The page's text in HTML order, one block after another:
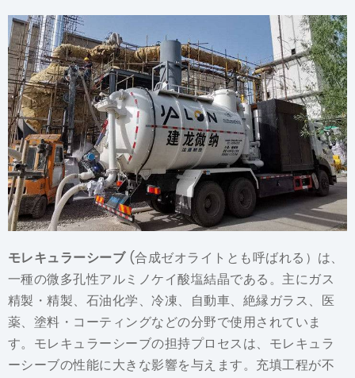
モレキュラーシーブ(合成ゼオライトとも呼ばれる）は、
一種の微多孔性アルミノケイ酸塩結晶である。主にガス
精製・精製、石油化学、冷凍、自動車、絶縁ガラス、医
薬、塗料・コーティングなどの分野で使用されていま
す。モレキュラーシーブの担持プロセスは、モレキュラ
ーシーブの性能に大きな影響を与えます。充填工程が不